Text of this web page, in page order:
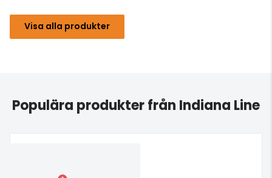
Visa alla produkter
Populära produkter från Indiana Line